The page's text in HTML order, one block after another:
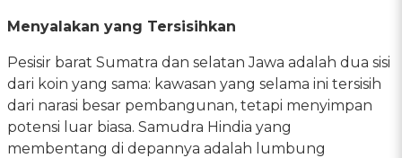
Menyalakan yang Tersisihkan
Pesisir barat Sumatra dan selatan Jawa adalah dua sisi
dari koin yang sama: kawasan yang selama ini tersisih
dari narasi besar pembangunan, tetapi menyimpan
potensi luar biasa. Samudra Hindia yang
membentang di depannya adalah lumbung